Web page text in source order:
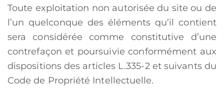
Toute exploitation non autorisée du site ou de
l’un quelconque des éléments qu’il contient
sera considérée comme constitutive d’une
contrefaçon et poursuivie conformément aux
dispositions des articles L.335-2 et suivants du
Code de Propriété Intellectuelle.